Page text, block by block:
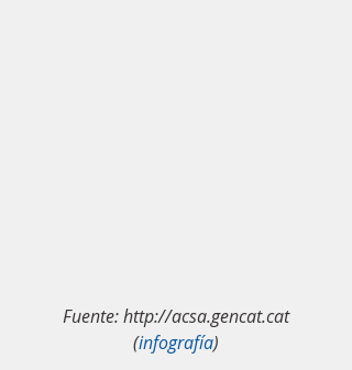
Fuente: http://acsa.gencat.cat
(infografía)